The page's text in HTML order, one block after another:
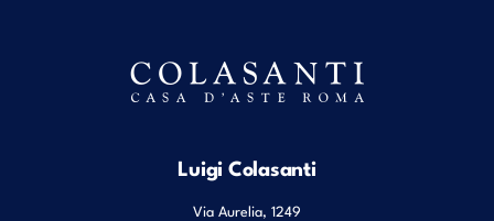
Luigi Colasanti
Via Aurelia, 1249